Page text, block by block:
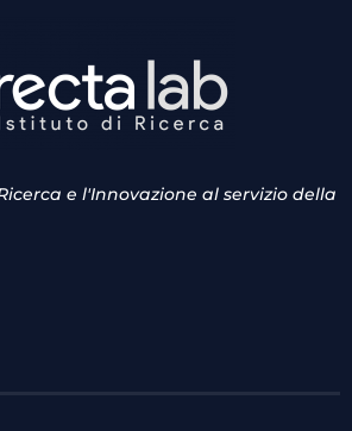
e l'Innovazione al servizio della